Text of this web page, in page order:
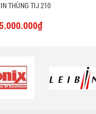
THÙNG TIJ 210